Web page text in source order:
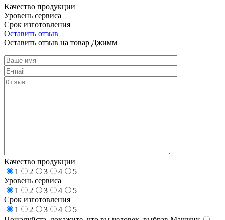
Качество продукции
Уровень сервиса
Срок изготовления
Оставить отзыв
Оставить отзыв на товар Джимм
Качество продукции
1
2 3 4
5
Уровень сервиса
1
2 3 4
5
Срок изготовления
1
2 3 4
5